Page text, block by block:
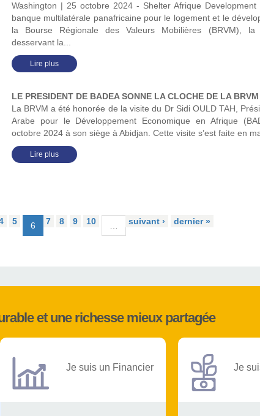
Washington | 25 octobre 2024 - Shelter Afrique Development
banque multilatérale panafricaine pour le logement et le
la Bourse Régionale des Valeurs Mobilières (BRVM), la
desservant la...
Lire plus
LE PRESIDENT DE BADEA SONNE LA CLOCHE DE LA BRVM
La BRVM a été honorée de la visite du Dr Sidi OULD TAH,
Arabe pour le Développement Economique en Afrique
octobre 2024 à son siège à Abidjan. Cette visite s’est faite en
Lire plus
5 6 7 8 9 10 suivant › dernier »
et une richesse mieux partagée
Je suis un Financier Je